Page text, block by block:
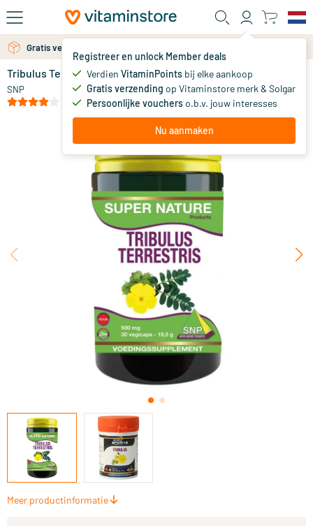
Ga naar de hoofdinhoud
Registreer en unlock Member deals
Verdien VitaminPoints bij elke aankoop
Gratis verzending op Vitaminstore merk & Solgar
Persoonlijke voucherso.b.v. jouw interesses
Nu aanmaken
Gratis persoonlijk advies via chat of email
Tribulus Terrestris 500 mg
SNP
vanaf 18.
Meer productinformatie